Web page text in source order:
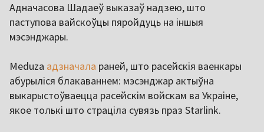
Адначасова Шадаеў выказаў надзею, што
паступова вайскоўцы пяройдуць на іншыя
мэсэнджары.
Meduza адзначала раней, што расейскія ваенкары
абурыліся блакаваннем: мэсэнджар актыўна
выкарыстоўваецца расейскім войскам ва Украіне,
якое толькі што страціла сувязь праз Starlink.